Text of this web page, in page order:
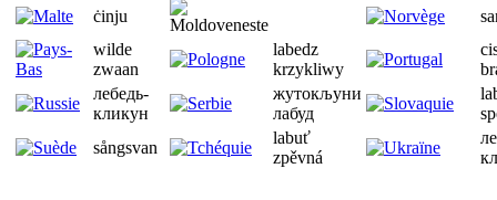
ċinju
wilde
zwaan
labedz
krzykliwy
лебедь-
кликун
жутокљуни
лабуд
sångsvan
labuť
zpěvná